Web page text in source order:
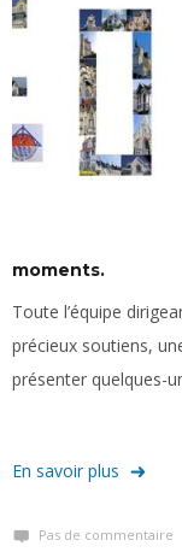
moments.
Toute l’équipe
précieux soutiens,
présenter quelques-
En savoir plus
Pas de commentaire